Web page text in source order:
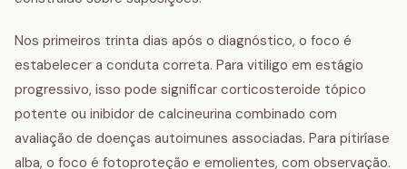
Nos primeiros trinta dias após o diagnóstico, o foco é
estabelecer a conduta correta. Para vitiligo em estágio
progressivo, isso pode significar corticosteroide tópico
potente ou inibidor de calcineurina combinado com
avaliação de doenças autoimunes associadas. Para pitiríase
alba, o foco é fotoproteção e emolientes, com observação.